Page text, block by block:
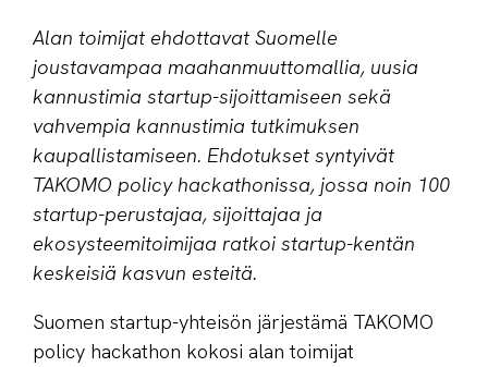
Alan toimijat ehdottavat Suomelle
joustavampaa maahanmuuttomallia, uusia
kannustimia startup-sijoittamiseen sekä
vahvempia kannustimia tutkimuksen
kaupallistamiseen. Ehdotukset syntyivät
TAKOMO policy hackathonissa, jossa noin 100
startup-perustajaa, sijoittajaa ja
ekosysteemitoimijaa ratkoi startup-kentän
keskeisiä kasvun esteitä.
Suomen startup-yhteisön järjestämä TAKOMO
policy hackathon kokosi alan toimijat